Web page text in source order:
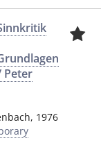
Peter
, 1976